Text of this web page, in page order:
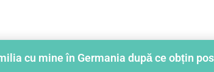
cu mine în Germania după ce obțin